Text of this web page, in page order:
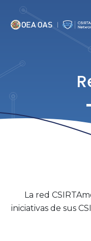
La red
iniciativas de sus